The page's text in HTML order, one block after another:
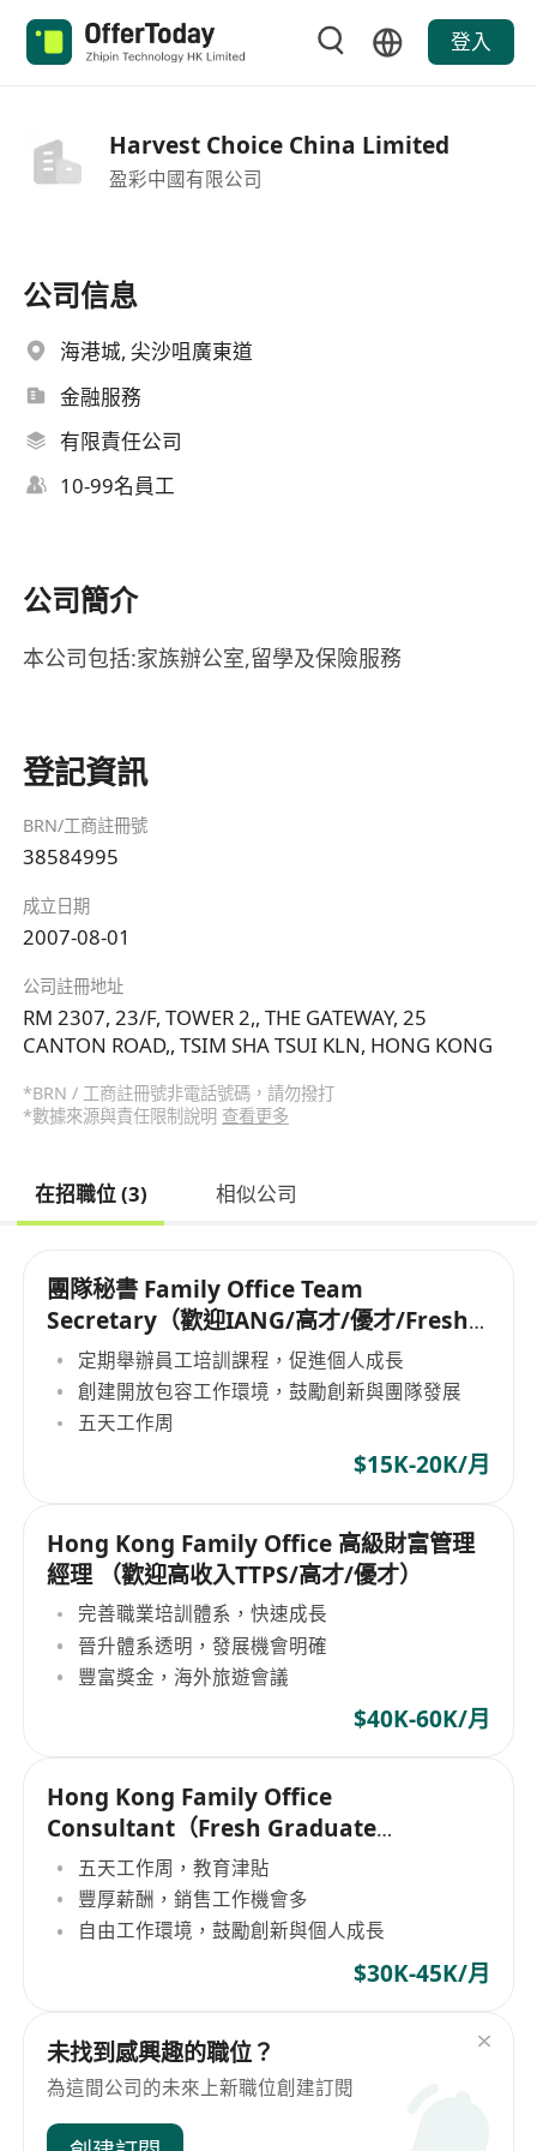
登入
Harvest Choice China Limited
盈彩中國有限公司
公司信息
海港城, 尖沙咀廣東道
金融服務
有限責任公司
10-99名員工
公司簡介
本公司包括:家族辦公室,留學及保險服務
登記資訊
BRN/工商註冊號
38584995
成立日期
2007-08-01
公司註冊地址
RM 2307, 23/F, TOWER 2,, THE GATEWAY, 25
CANTON ROAD,, TSIM SHA TSUI KLN, HONG KONG
*BRN / 工商註冊號非電話號碼，請勿撥打
*數據來源與責任限制說明 查看更多
在招職位 (3) 相似公司
團隊秘書 Family Office Team
Secretary（歡迎IANG/高才/優才/Fresh
Graduate）
定期舉辦員工培訓課程，促進個人成長
創建開放包容工作環境，鼓勵創新與團隊發展
五天工作周
$15K-20K/月
Hong Kong Family Office 高級財富管理
經理 （歡迎高收入TTPS/高才/優才）
完善職業培訓體系，快速成長
晉升體系透明，發展機會明確
豐富獎金，海外旅遊會議
$40K-60K/月
Hong Kong Family Office
Consultant（Fresh Graduate
Welcome/IANG Welcome）
五天工作周，教育津貼
豐厚薪酬，銷售工作機會多
自由工作環境，鼓勵創新與個人成長
$30K-45K/月
未找到感興趣的職位？
為這間公司的未來上新職位創建訂閱